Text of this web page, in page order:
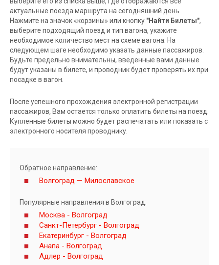
актуальные поезда маршрута на сегодняшний день.
Нажмите на значок «корзины» или кнопку "Найти Билеты",
выберите подходящий поезд и тип вагона, укажите
необходимое количество мест на схеме вагона. На
следующем шаге необходимо указать данные пассажиров.
Будьте предельно внимательны, введенные вами данные
будут указаны в билете, и проводник будет проверять их при
посадке в вагон.
После успешного прохождения электронной регистрации
пассажиров, Вам остается только оплатить билеты на поезд.
Купленные билеты можно будет распечатать или показать с
электронного носителя проводнику.
Обратное направление:
Волгоград — Милославское
Популярные направления в Волгоград:
Москва - Волгоград
Санкт-Петербург - Волгоград
Екатеринбург - Волгоград
Анапа - Волгоград
Адлер - Волгоград